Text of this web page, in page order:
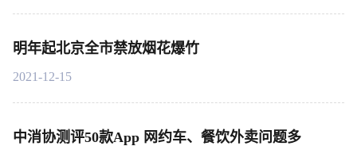
明年起北京全市禁放烟花爆竹
2021-12-15
中消协测评50款App 网约车、餐饮外卖问题多